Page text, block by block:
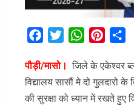
FacebookTwitterWhatsApp
पौड़ी/मासो।जिले के एकेश्वर
विद्यालय सासौं मे दो गुलदारो
की सुरक्षा को ध्यान में रखते हुए